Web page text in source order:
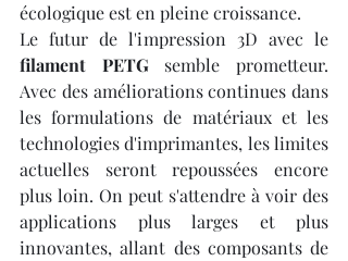
écologique est en pleine croissance.
filament PETG semble prometteur.
Avec des améliorations continues dans
les formulations de matériaux et les
technologies d'imprimantes, les limites
actuelles seront repoussées encore
plus loin. On peut s'attendre à voir des
applications plus larges et plus
innovantes, allant des composants de